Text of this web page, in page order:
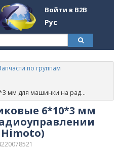
Войти в B2B
Рус
по группам
E18 (23629 запчасти Himoto)
6*10*3 мм
Himoto)